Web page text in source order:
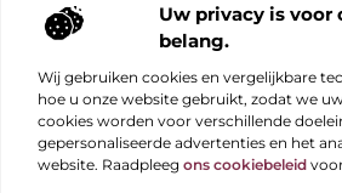
Uw privacy is voor
belang.
Wij gebruiken cookies en vergelijkbare
hoe u onze website gebruikt, zodat we
cookies worden voor verschillende
gepersonaliseerde advertenties en het
website. Raadpleeg ons cookiebeleid